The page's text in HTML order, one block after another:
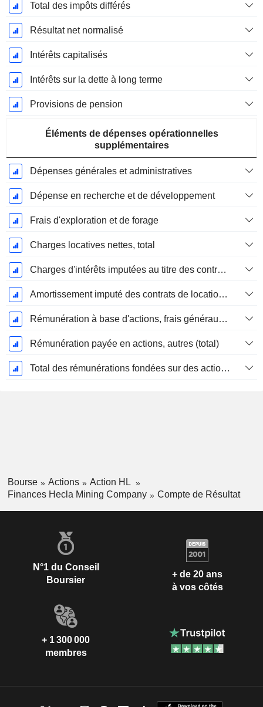
Total des impôts différés
Résultat net normalisé
Intérêts capitalisés
Intérêts sur la dette à long terme
Provisions de pension
Éléments de dépenses opérationnelles
supplémentaires
Dépenses générales et administratives
Dépense en recherche et de développement
Frais d'exploration et de forage
Charges locatives nettes, total
Charges d'intérêts imputées au titre des contrats de location
Amortissement imputé des contrats de location simple
Rémunération à base d'actions, frais généraux et administratifs (total)
Rémunération payée en actions, autres (total)
Total des rémunérations fondées sur des actions
Bourse Actions
Action HL
Finances Hecla Mining Company
Compte de Résultat
N°1 du Conseil
Boursier
+ de 20 ans
à vos côtés
+ 1 300 000
membres